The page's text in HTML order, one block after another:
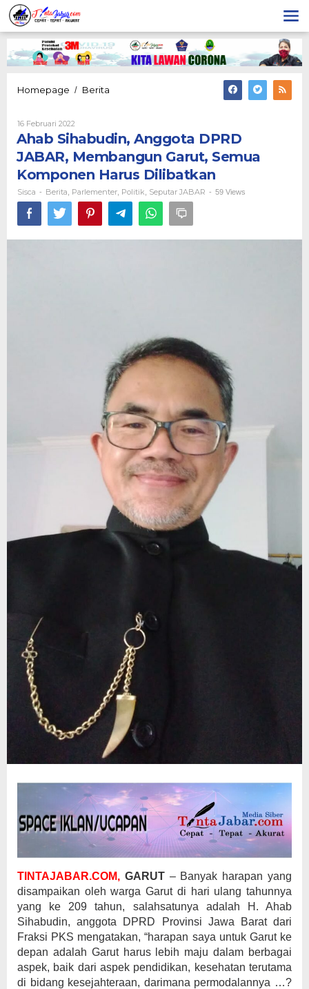
Lewati
ke
konten
Homepage / Berita
JABAR,
Membangun
Garut,
Semua
Komponen
Harus
Dilibatkan
16 Februari 2022
Sisca
Ahab Sihabudin, Anggota DPRD
JABAR, Membangun Garut, Semua
Komponen Harus Dilibatkan
Sisca - Berita Parlementer Politik Seputar JABAR - 59 Views
TINTAJABAR.COM, GARUT– Banyak harapan yang
disampaikan oleh warga Garut di hari ulang tahunnya
yang ke 209 tahun, salahsatunya adalah H. Ahab
Sihabudin, anggota DPRD Provinsi Jawa Barat dari
Fraksi PKS mengatakan, “harapan saya untuk Garut ke
depan adalah Garut harus lebih maju dalam berbagai
aspek, baik dari aspek pendidikan, kesehatan terutama
di bidang kesejahteraan, darimana permodalannya …?